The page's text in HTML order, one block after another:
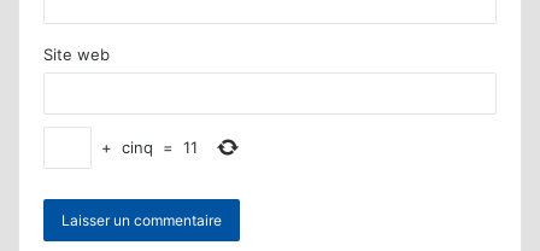
Site web
+ cinq = 11